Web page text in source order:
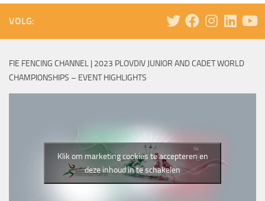
VOLG:
FIE FENCING CHANNEL | 2023 PLOVDIV JUNIOR AND CADET WORLD
CHAMPIONSHIPS – EVENT HIGHLIGHTS
Klik om marketing cookies te accepteren en
deze inhoud in te schakelen